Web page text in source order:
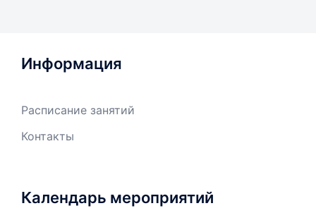
Информация
Расписание занятий
Контакты
Календарь мероприятий